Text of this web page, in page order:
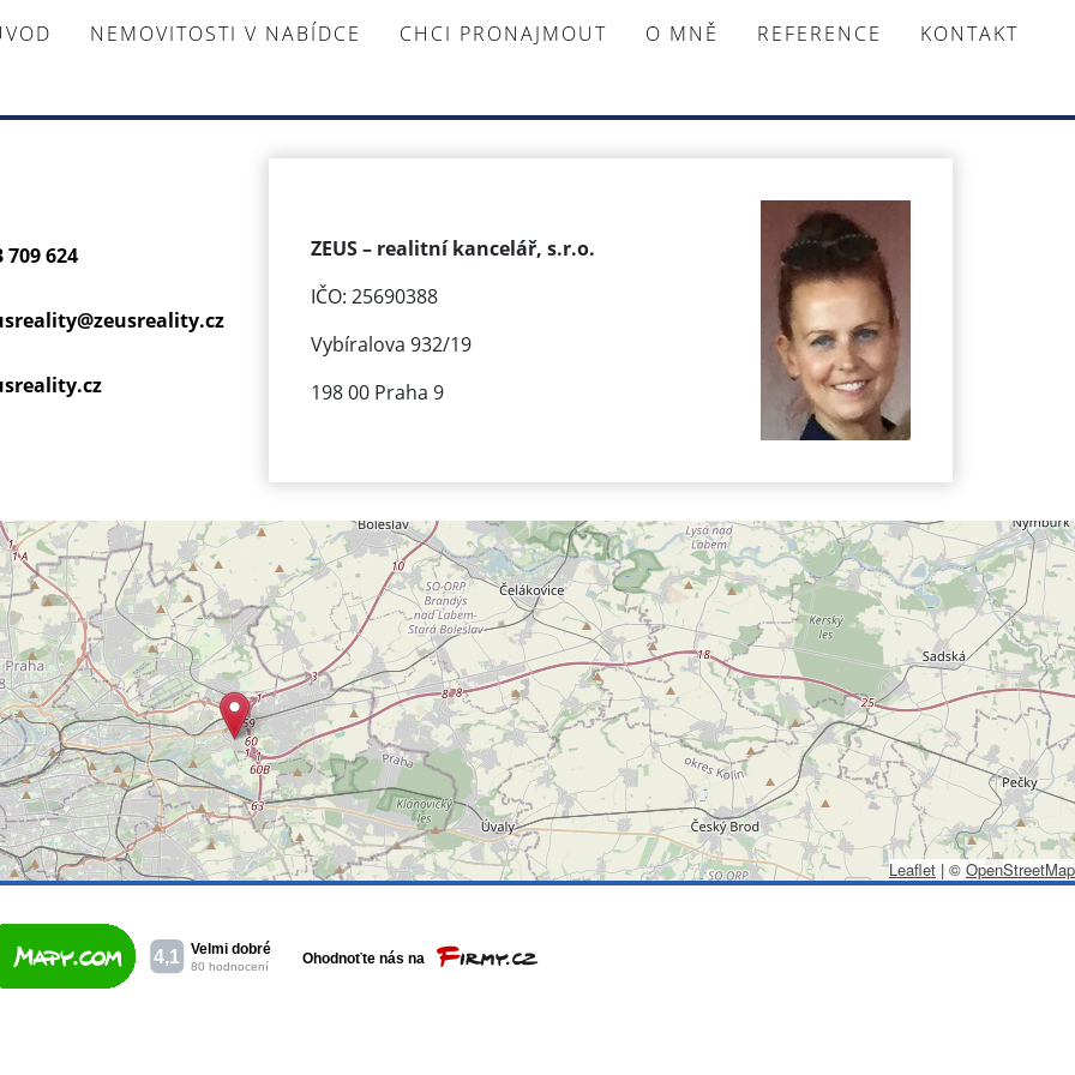
NEMOVITOSTI V NABÍDCE CHCI PRONAJMOUT O MNĚ REFERENCE KONTAKT
709 624
zeusreality.cz
ZEUS – realitní kancelář, s.r.o.
IČO: 25690388
Vybíralova 932/19
198 00 Praha 9
Leaflet | © OpenStreetMap